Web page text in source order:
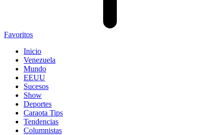
Favoritos
Inicio
Venezuela
Mundo
EEUU
Sucesos
Show
Deportes
Caraota Tips
Tendencias
Columnistas